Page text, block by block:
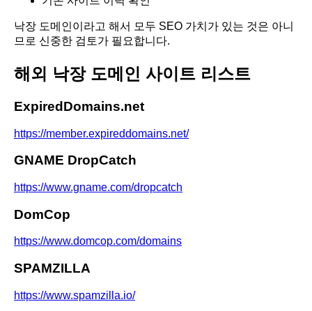
낙장 도메인이라고 해서 모두 SEO 가치가 있는 것은 아니
므로 신중한 검토가 필요합니다.
해외 낙장 도메인 사이트 리스트
ExpiredDomains.net
https://member.expireddomains.net/
GNAME DropCatch
https://www.gname.com/dropcatch
DomCop
https://www.domcop.com/domains
SPAMZILLA
https://www.spamzilla.io/